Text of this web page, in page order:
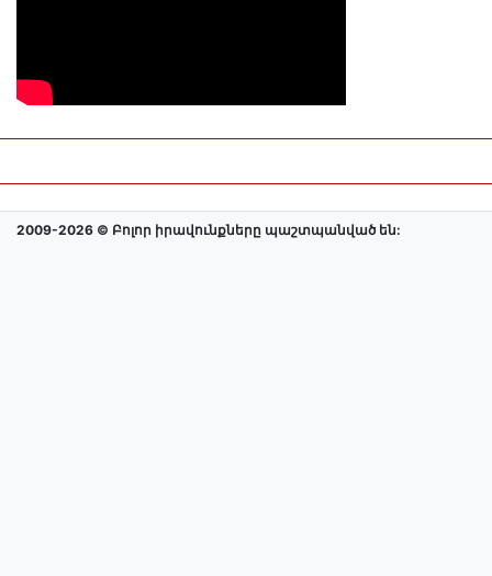
2009-2026 © Բոլոր իրավունքները պաշտպանված են: